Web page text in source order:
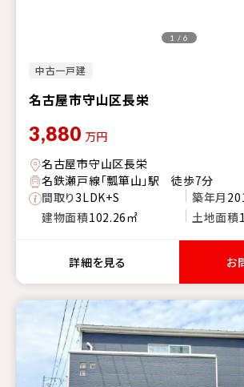
中古一戸建
名古屋市守山区長栄
1 / 6
3,880 万円
名古屋市守山区長栄
名鉄瀬戸線「瓢箪山」駅 徒歩7分
間取り3LDK+S 築年月
建物面積102.26㎡ 土地面積
詳細を見る お